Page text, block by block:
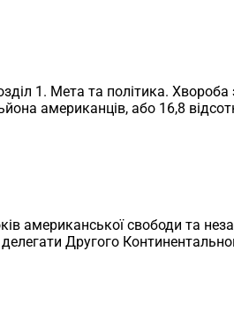
1. Мета та політика.
американців, або 16,8
американської свободи та
делегати Другого